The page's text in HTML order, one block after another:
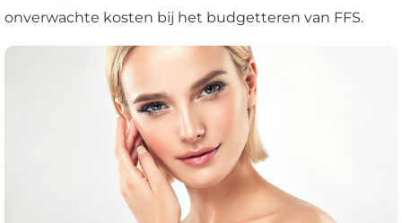
onverwachte kosten bij het budgetteren van FFS.